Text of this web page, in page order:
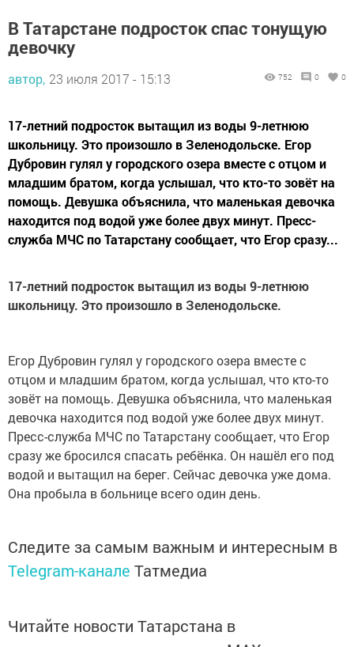
В Татарстане подросток спас тонущую
девочку
автор, 23 июля 2017 - 15:13 752 0 0
17-летний подросток вытащил из воды 9-летнюю
школьницу. Это произошло в Зеленодольске. Егор
Дубровин гулял у городского озера вместе с отцом и
младшим братом, когда услышал, что кто-то зовёт на
помощь. Девушка объяснила, что маленькая девочка
находится под водой уже более двух минут. Пресс-
служба МЧС по Татарстану сообщает, что Егор сразу...
17-летний подросток вытащил из воды 9-летнюю
школьницу. Это произошло в Зеленодольске.
Егор Дубровин гулял у городского озера вместе с
отцом и младшим братом, когда услышал, что кто-то
зовёт на помощь. Девушка объяснила, что маленькая
девочка находится под водой уже более двух минут.
Пресс-служба МЧС по Татарстану сообщает, что Егор
сразу же бросился спасать ребёнка. Он нашёл его под
водой и вытащил на берег. Сейчас девочка уже дома.
Она пробыла в больнице всего один день.
Следите за самым важным и интересным в
Telegram-канале Татмедиа
Читайте новости Татарстана в